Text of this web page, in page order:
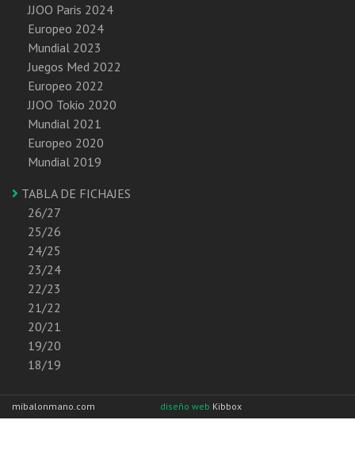
JJOO Paris 2024
Europeo 2024
Mundial 2023
Juegos Med 2022
Europeo 2022
JJOO Tokio 2020
Mundial 2021
Europeo 2020
Mundial 2019
TABLA DE FICHAJES
26/27
25/26
24/25
23/24
22/23
21/22
20/21
19/20
18/19
mibalonmano.com diseño web Kibbox